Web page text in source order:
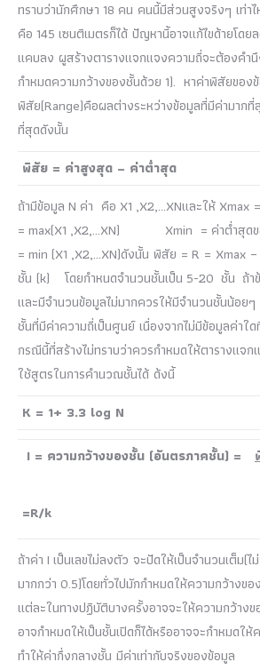
ทราบว่านักศึกษา 18 คน คนนี้มีส่วนสูงจริงๆ เท่าไ
คือ 145 เซนติเมตรก็ได้ ปัญหานี้อาจแก้ไขด้ายโด
แคบลง ผูสร้างตารางแจกแจงความถี่จะต้องคำนึ
กำหมดความกว้างของชั้นด้วย 1). หาค่าพิสัยของ
พิสัย(Range)คือผลต่างระหว่างข้อมูลที่มีค่ามาก
ที่สุดดังนั้น
พิสัย = ค่าสูงสุด – ค่าต่ำสุด
ถ้ามีข้อมูล N ค่า คือ X1 ,X2,…XNและให้ Xmax
= max(X1 ,X2,…XN) Xmin = ค่าต่ำสุดข
= min (X1 ,X2,…XN)ดังนั้น พิสัย = R = Xmax
ชั้น (k) โดยกำหนดจำนวนชั้นเป็น 5-20 ชั้น ถ้าข้
และมีจำนวนข้อมูลไม่มากควรให้มีจำนวนชั้นน้อย
ชั้นที่มีค่าความถี่เป็นศูนย์ เนื่องจากไม่มีข้อมูลค่าใ
กรณีนี้ที่สร้างไม่ทราบว่าควรกำหมดให้ตารางแจ
ใช้สูตรในการคำนวณชั้นได้ ด้งนี้
K = 1+ 3.3 log N
I = ความกว้างของชั้น (อันตรภาคชั้น) =
จำนว
=R/k
ถ้าค่า I เป็นเลขไม่ลงตัว จะปัดให้เป็นจำนวนเต็ม(
มากกว่า 0.5)โดยทั่วไปมักกำหมดให้ความกว้างข
แต่ละในทางปฏิบัติบางครั้งอาจจะให้ความกว้างข
อาจกำหมดให้เป็นชั้นเปิดก็ได้หรืออาจจะกำหมดใ
ทำให้ค่ากึ่งกลางชั้น มีค่าเท่ากับจริงของข้อมูล